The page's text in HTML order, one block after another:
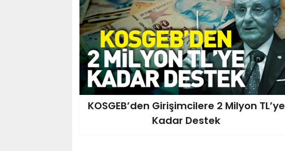
KOSGEB’den Girişimcilere 2 Milyon TL’ye
Kadar Destek